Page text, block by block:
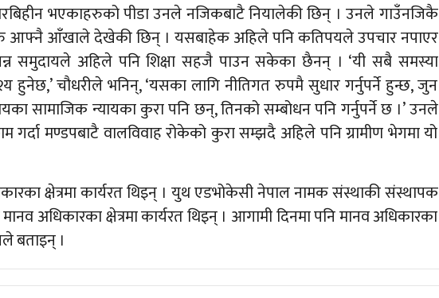
भएकाहरुको पीडा उनले नजिकबाटै नियालेकी छिन् । उनले गाउँनजिकै
आफ्नै आँखाले देखेकी छिन् । यसबाहेक अहिले पनि कतिपयले उपचार नपाएर
समुदायले अहिले पनि शिक्षा सहजै पाउन सकेका छैनन् । ‘यी सबै समस्या
हुनेछ,’ चौधरीले भनिन्, ‘यसका लागि नीतिगत रुपमै सुधार गर्नुपर्ने हुन्छ, जुन
सामाजिक न्यायका कुरा पनि छन्, तिनको सम्बोधन पनि गर्नुपर्ने छ ।’ उनले
गर्दा मण्डपबाटै वालविवाह रोकेको कुरा सम्झदै अहिले पनि ग्रामीण भेगमा यो
क्षेत्रमा कार्यरत थिइन् । युथ एडभोकेसी नेपाल नामक संस्थाकी संस्थापक
अधिकारका क्षेत्रमा कार्यरत थिइन् । आगामी दिनमा पनि मानव अधिकारका
बताइन् ।